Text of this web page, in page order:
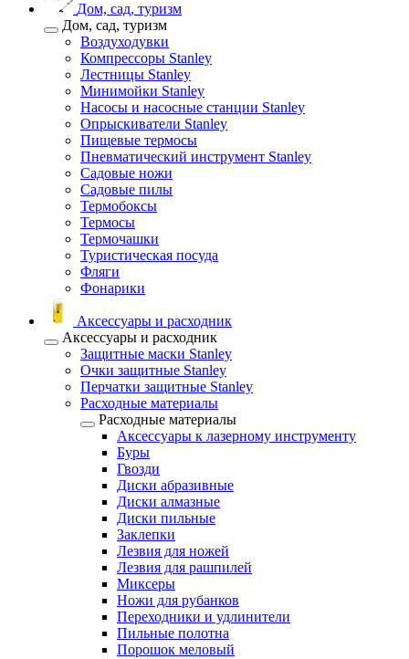
Дом, сад, туризм
Дом, сад, туризм
Воздуходувки
Компрессоры Stanley
Лестницы Stanley
Минимойки Stanley
Насосы и насосные станции Stanley
Опрыскиватели Stanley
Пищевые термосы
Пневматический инструмент Stanley
Садовые ножи
Садовые пилы
Термобоксы
Термосы
Термочашки
Туристическая посуда
Фляги
Фонарики
Аксессуары и расходник
Аксессуары и расходник
Защитные маски Stanley
Очки защитные Stanley
Перчатки защитные Stanley
Расходные материалы
Расходные материалы
Аксессуары к лазерному инструменту
Буры
Гвозди
Диски абразивные
Диски алмазные
Диски пильные
Заклепки
Лезвия для ножей
Лезвия для рашпилей
Миксеры
Ножи для рубанков
Переходники и удлинители
Пильные полотна
Порошок меловый